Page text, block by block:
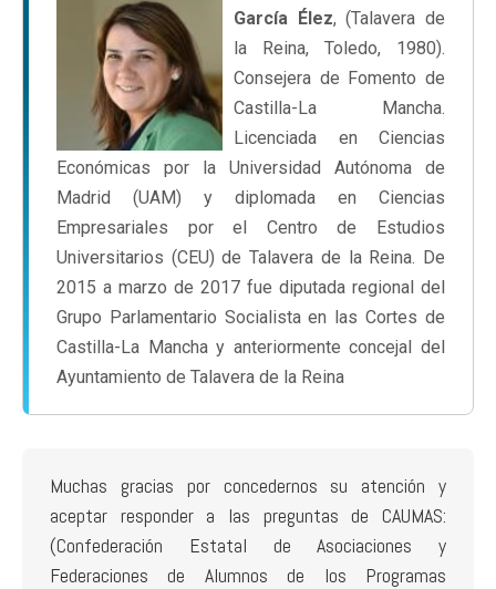
García Élez, (Talavera de
la Reina, Toledo, 1980).
Consejera de Fomento de
Castilla-La Mancha.
Licenciada en Ciencias
Económicas por la Universidad Autónoma de
Madrid (UAM) y diplomada en Ciencias
Empresariales por el Centro de Estudios
Universitarios (CEU) de Talavera de la Reina. De
2015 a marzo de 2017 fue diputada regional del
Grupo Parlamentario Socialista en las Cortes de
Castilla-La Mancha y anteriormente concejal del
Ayuntamiento de Talavera de la Reina
Muchas gracias por concedernos su atención y
aceptar responder a las preguntas de CAUMAS:
(Confederación Estatal de Asociaciones y
Federaciones de Alumnos de los Programas